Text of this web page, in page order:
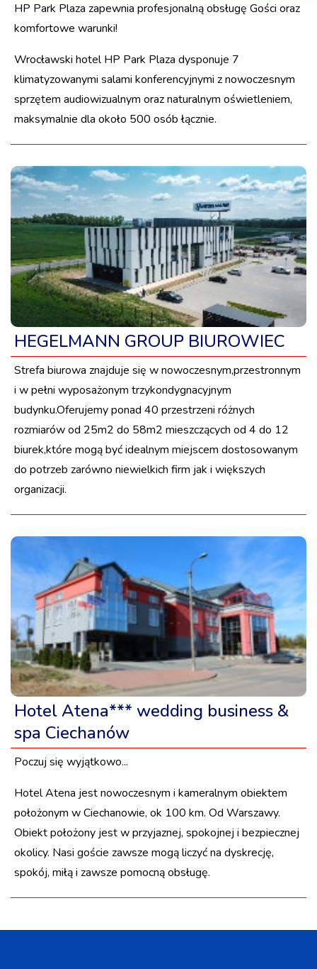
HP Park Plaza zapewnia profesjonalną obsługę Gości oraz
komfortowe warunki!
Wrocławski hotel HP Park Plaza dysponuje 7
klimatyzowanymi salami konferencyjnymi z nowoczesnym
sprzętem audiowizualnym oraz naturalnym oświetleniem,
maksymalnie dla około 500 osób łącznie.
HEGELMANN GROUP BIUROWIEC
Strefa biurowa znajduje się w nowoczesnym,przestronnym
i w pełni wyposażonym trzykondygnacyjnym
budynku.Oferujemy ponad 40 przestrzeni różnych
rozmiarów od 25m2 do 58m2 mieszczących od 4 do 12
biurek,które mogą być idealnym miejscem dostosowanym
do potrzeb zarówno niewielkich firm jak i większych
organizacji.
Hotel Atena*** wedding business &
spa Ciechanów
Poczuj się wyjątkowo...
Hotel Atena jest nowoczesnym i kameralnym obiektem
położonym w Ciechanowie, ok 100 km. Od Warszawy.
Obiekt położony jest w przyjaznej, spokojnej i bezpiecznej
okolicy. Nasi goście zawsze mogą liczyć na dyskrecję,
spokój, miłą i zawsze pomocną obsługę.